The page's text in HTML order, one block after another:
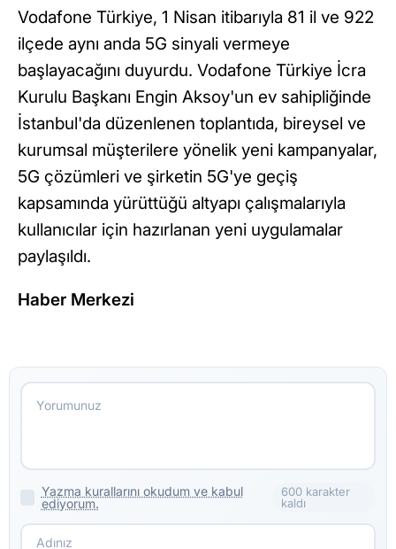
Vodafone Türkiye, 1 Nisan itibarıyla 81 il ve 922
ilçede aynı anda 5G sinyali vermeye
başlayacağını duyurdu. Vodafone Türkiye İcra
Kurulu Başkanı Engin Aksoy'un ev sahipliğinde
İstanbul'da düzenlenen toplantıda, bireysel ve
kurumsal müşterilere yönelik yeni kampanyalar,
5G çözümleri ve şirketin 5G'ye geçiş
kapsamında yürüttüğü altyapı çalışmalarıyla
kullanıcılar için hazırlanan yeni uygulamalar
paylaşıldı.
Haber Merkezi
Yazma kurallarını okudum ve kabul
ediyorum.
600 karakter
kaldı